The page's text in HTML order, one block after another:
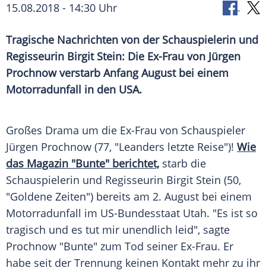
15.08.2018 - 14:30 Uhr
Tragische Nachrichten von der Schauspielerin und
Regisseurin Birgit Stein: Die Ex-Frau von Jürgen
Prochnowverstarb Anfang August bei einem
Motorradunfall in den USA.
Großes Drama um die Ex-Frau von Schauspieler
Jürgen Prochnow (77, "Leanders letzte Reise")! Wie
das Magazin "Bunte" berichtet, starb die
Schauspielerin und Regisseurin Birgit Stein (50,
"Goldene Zeiten") bereits am 2. August bei einem
Motorradunfall im US-Bundesstaat Utah. "Es ist so
tragisch und es tut mir unendlich leid", sagte
Prochnow "Bunte" zum Tod seiner Ex-Frau. Er
habe seit der Trennung keinen Kontakt mehr zu ihr